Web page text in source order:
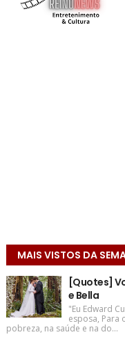
MAIS VISTOS DA
[Quotes]
e Bella
"Eu Edward
esposa, Para
pobreza, na saúde e na do...